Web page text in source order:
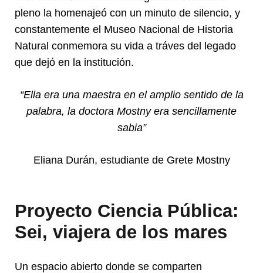
pleno la homenajeó con un minuto de silencio, y
constantemente el Museo Nacional de Historia
Natural conmemora su vida a tráves del legado
que dejó en la institución.
“Ella era una maestra en el amplio sentido de la
palabra, la doctora Mostny era sencillamente
sabia”
Eliana Durán, estudiante de Grete Mostny
Proyecto Ciencia Pública:
Sei, viajera de los mares
Un espacio abierto donde se comparten